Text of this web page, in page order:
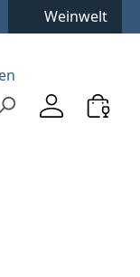
Weinwelt